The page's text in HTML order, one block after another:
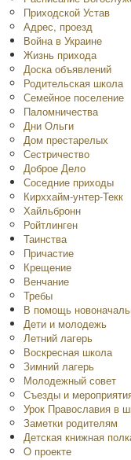
Приходской Устав
Адрес, проезд
Война в Украине
Жизнь прихода
Доска объявлений
Родительская школа
Семейное поселение
Паломничества
Дни Ольги
Дом престарелых
Сестричество
Доброе Дело
Соседние приходы
Кирххайм-унтер-Текк
Хайльбронн
Ройтлинген
Таинства
Причастие
Крещение
Венчание
Требы
В помощь
Дети и молодежь
Летний лагерь
Воскресная школа
Зимний лагерь
Молодежный совет
Съезды и
Урок Православия в
Заметки родителям
Детская книжная
O проекте